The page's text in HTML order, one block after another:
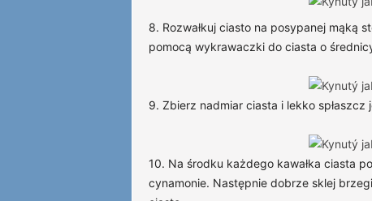
8. Rozwałkuj ciasto na posypanej mąką
pomocą wykrawaczki do ciasta o
9. Zbierz nadmiar ciasta i lekko spłaszcz
10. Na środku każdego kawałka ciasta
cynamonie. Następnie dobrze sklej